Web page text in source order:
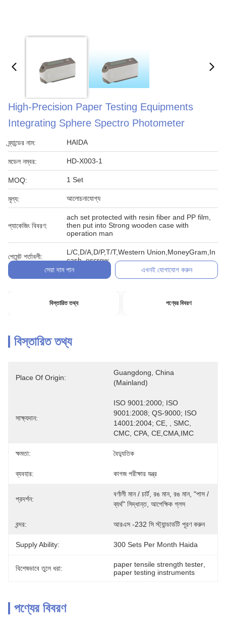
High-Precision Paper Testing Equipments
Integrating Sphere Spectro Photometer
ব্র্যান্ডের নাম: HAIDA
মডেল নম্বর: HD-X003-1
MOQ: 1 Set
মূল্য: আলোচনাযোগ্য
প্যাকেজিং বিবরণ:
ach set protected with resin fiber and PP film,
then put into Strong wooden case with
operation man
পেমেন্ট শর্তাবলী:
L/C,D/A,D/P,T/T,Western Union,MoneyGram,In
cash, escrow
সেরা দাম পান
এখনই যোগাযোগ করুন
বিস্তারিত তথ্য পণ্যের বিবরণ
বিস্তারিত তথ্য
Place Of Origin:
Guangdong, China
(Mainland)
সাক্ষ্যদান:
ISO 9001:2000; ISO
9001:2008; QS-9000; ISO
14001:2004; CE, , SMC,
CMC, CPA, CE,CMA,IMC
ক্ষমতা: বৈদ্যুতিক
ব্যবহার: কাগজ পরীক্ষার যন্ত্র
প্রদর্শন:
বর্ণালী মান / চার্ট, রঙ মান, রঙ মান, "পাস /
ব্যর্থ" সিদ্ধান্ত, আপেক্ষিক গ্লস
বন্দর: আরএস -232 সি স্ট্যান্ডার্ডটি পূরণ করুন
Supply Ability: 300 Sets Per Month Haida
বিশেষভাবে তুলে ধরা: paper tensile strength tester
paper testing instruments
পণ্যের বিবরণ